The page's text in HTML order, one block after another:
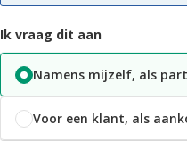
Ik vraag dit aan
Namens mijzelf, als
Voor een klant, als